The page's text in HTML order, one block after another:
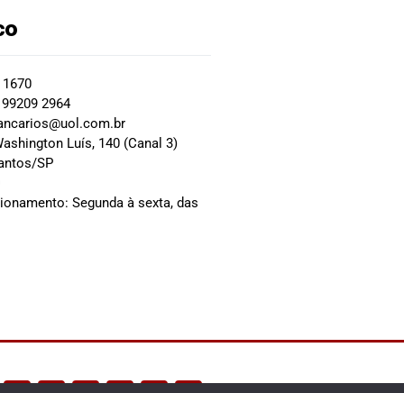
2964
Luís, 140 (Canal 3)
SP
Segunda à sexta, das